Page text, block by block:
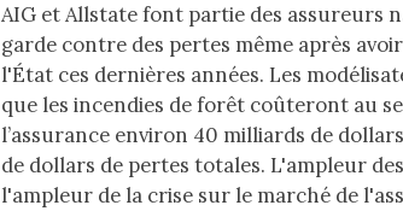
AIG et Allstate font partie des assureurs
garde contre des pertes même après
l'État ces dernières années. Les
que les incendies de forêt coûteront au
l’assurance environ 40 milliards de
de dollars de pertes totales. L'ampleur
l'ampleur de la crise sur le marché de